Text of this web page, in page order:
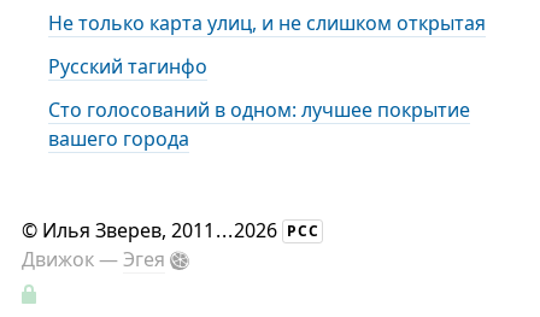
Не только карта улиц, и не слишком открытая
Русский тагинфо
Сто голосований в одном: лучшее покрытие
вашего города
© Илья Зверев, 2011 ...2026 РСС
Движок —Эгея